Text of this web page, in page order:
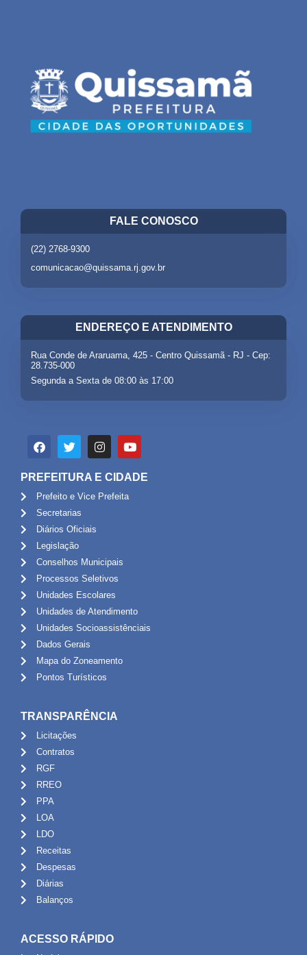
FALE CONOSCO
(22) 2768-9300
comunicacao@quissama.rj.gov.br
ENDEREÇO E ATENDIMENTO
Rua Conde de Araruama, 425 - Centro Quissamã - RJ - Cep:
28.735-000
Segunda a Sexta de 08:00 às 17:00
PREFEITURA E CIDADE
Prefeito e Vice Prefeita
Secretarias
Diários Oficiais
Legislação
Conselhos Municipais
Processos Seletivos
Unidades Escolares
Unidades de Atendimento
Unidades Socioassistênciais
Dados Gerais
Mapa do Zoneamento
Pontos Turísticos
TRANSPARÊNCIA
Licitações
Contratos
RGF
RREO
PPA
LOA
LDO
Receitas
Despesas
Diárias
Balanços
ACESSO RÁPIDO